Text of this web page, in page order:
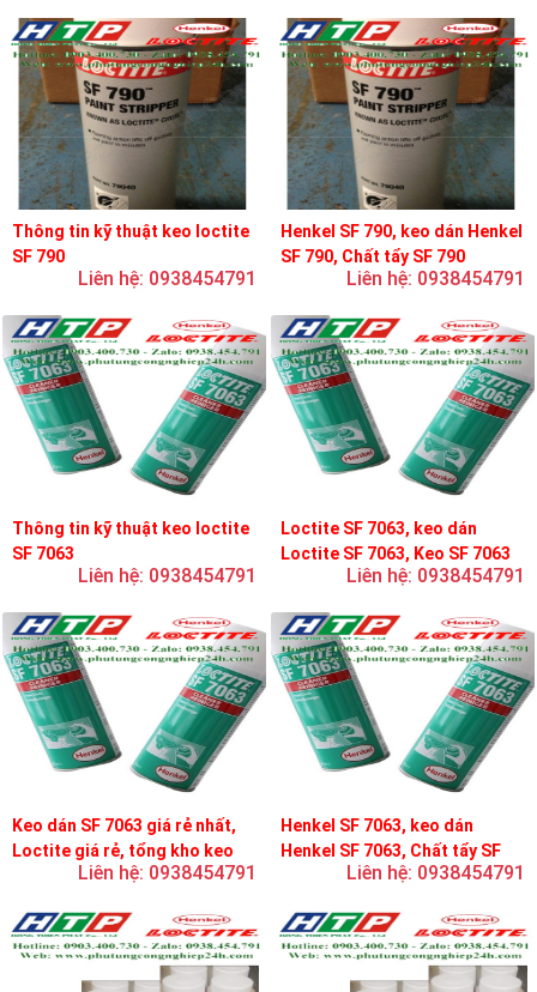
Thông tin kỹ thuật keo loctite
SF 790
Liên hệ: 0938454791
Henkel SF 790, keo dán Henkel
SF 790, Chất tẩy SF 790
Liên hệ: 0938454791
Thông tin kỹ thuật keo loctite
SF 7063
Liên hệ: 0938454791
Loctite SF 7063, keo dán
Loctite SF 7063, Keo SF 7063
Liên hệ: 0938454791
Keo dán SF 7063 giá rẻ nhất,
Loctite giá rẻ, tổng kho keo
Liên hệ: 0938454791
Henkel SF 7063, keo dán
Henkel SF 7063, Chất tẩy SF
Liên hệ: 0938454791